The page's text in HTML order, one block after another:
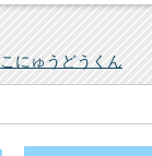
こにゅうどうくん